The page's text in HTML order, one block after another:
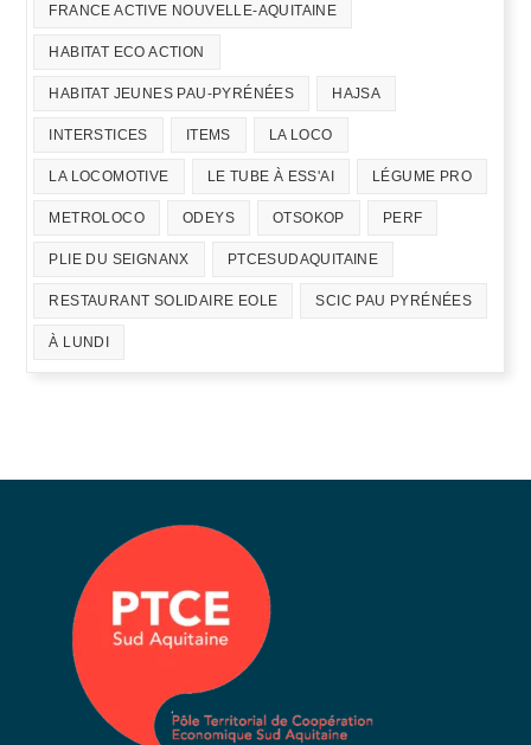
FRANCE ACTIVE NOUVELLE-AQUITAINE
HABITAT ECO ACTION
HABITAT JEUNES PAU-PYRÉNÉES HAJSA
INTERSTICES ITEMS LA LOCO
LA LOCOMOTIVE LE TUBE À ESS'AI LÉGUME PRO
METROLOCO ODEYS OTSOKOP PERF
PLIE DU SEIGNANX PTCESUDAQUITAINE
RESTAURANT SOLIDAIRE EOLE SCIC PAU PYRÉNÉES
À LUNDI